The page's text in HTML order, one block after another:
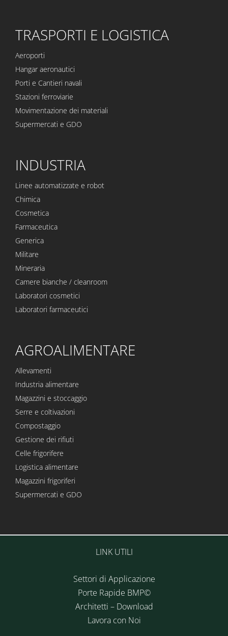
TRASPORTI E LOGISTICA
Aeroporti
Hangar aeronautici
Porti e Cantieri navali
Stazioni ferroviarie
Movimentazione dei materiali
Supermercati e GDO
INDUSTRIA
Linee automatizzate e robot
Chimica
Cosmetica
Farmaceutica
Generica
Militare
Mineraria
Camere bianche / cleanroom
Laboratori cosmetici
Laboratori farmaceutici
AGROALIMENTARE
Allevamenti
Industria alimentare
Magazzini e stoccaggio
Serre e coltivazioni
Compostaggio
Gestione dei rifiuti
Celle frigorifere
Logistica alimentare
Magazzini frigoriferi
Supermercati e GDO
LINK UTILI
Settori di Applicazione
Porte Rapide BMP©
Architetti – Download
Lavora con Noi